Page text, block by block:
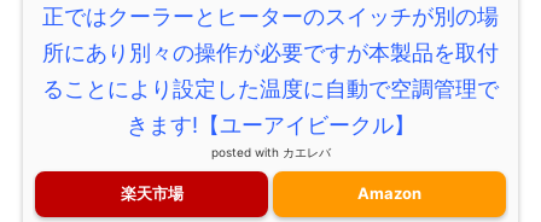
正ではクーラーとヒーターのスイッチが別の場
所にあり別々の操作が必要ですが本製品を取付
ることにより設定した温度に自動で空調管理で
きます!【ユーアイビークル】
posted with カエレバ
楽天市場 Amazon